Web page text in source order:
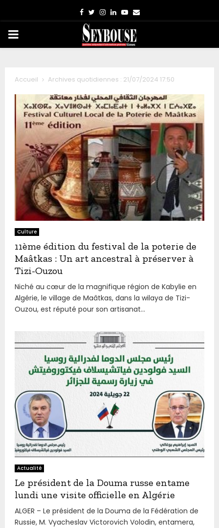
Facebook
TwitterInstagram
LinkedinYoutube
Email
PRIMARY
Accueil Archives quotidiennes : 21/07/2024 17:50
Culture
11ème édition du festival de la poterie de
Maâtkas : Un art ancestral à préserver à
Tizi-Ouzou
Niché au cœur de la magnifique région de Kabylie en
Algérie, le village de Maâtkas, dans la wilaya de Tizi-
Ouzou, est réputé pour son artisanat...
Actualité
Le président de la Douma russe entame
lundi une visite officielle en Algérie
ALGER – Le président de la Douma de la Fédération de
Russie, M. Vyacheslav Victorovich Volodin, entamera,